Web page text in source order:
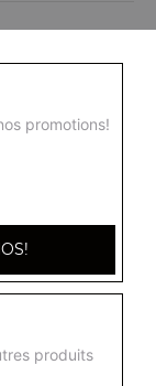
épicée
promotions!
produits